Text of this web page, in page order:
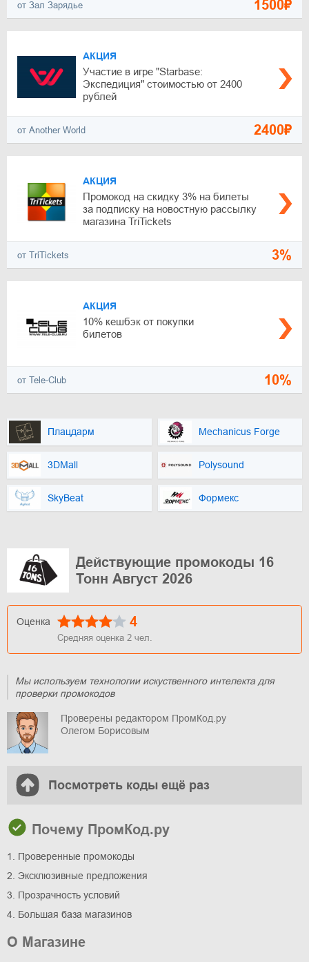
от Зал Зарядье 1500₽
АКЦИЯ
Участие в игре "Starbase:
Экспедиция" стоимостью от 2400
рублей
от Another World 2400₽
АКЦИЯ
Промокод на скидку 3% на билеты
за подписку на новостную рассылку
магазина TriTickets
от TriTickets 3%
АКЦИЯ
10% кешбэк от покупки
билетов
от Tele-Club 10%
Плацдарм Mechanicus Forge
3DMall Polysound
SkyBeat Формекс
Действующие промокоды 16
Тонн Август 2026
Оценка 4
Средняя оценка 2 чел.
Мы используем технологии искуственного интелекта для
проверки промокодов
Проверены редактором ПромКод.ру
Олегом Борисовым
Посмотреть коды ещё раз
Почему ПромКод.ру
1. Проверенные промокоды
2. Эксклюзивные предложения
3. Прозрачность условий
4. Большая база магазинов
О Магазине